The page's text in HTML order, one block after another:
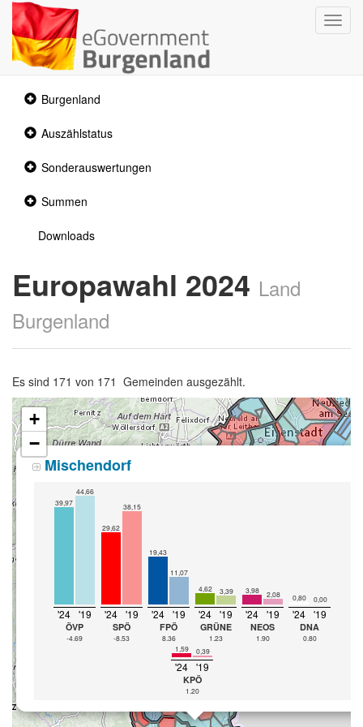
Collapsed
section
Burgenland
Collapsed
Auszählstatus
Collapsed
Sonderauswertungen
Collapsed
Summen
Downloads
Europawahl 2024 Land
Burgenland
Es sind 171 von 171 Gemeinden ausgezählt.
Mischendorf
39,97
44,66
'24 '19
ÖVP
-4.69
29,62
38,15
'24 '19
SPÖ
-8.53
19,43
11,07
'24 '19
FPÖ
8.36
4,62 3,39
'24 '19
GRÜNE
1.23
3,98 2,08
'24 '19
NEOS
1.90
0,80 0,00
'24 '19
DNA
0.80
1,59
0,39
'24 '19
KPÖ
1.20
+
−